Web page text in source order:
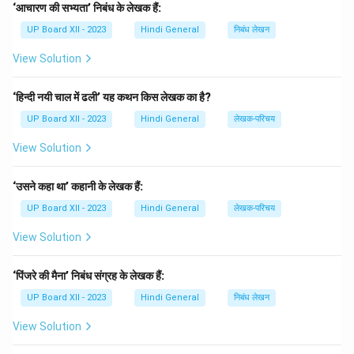
लिए जिम्मेदार हैं और हमें एकजुट होकर इन समस्याओं का सामना करना
होगा। लेखक ने इसमें यह भी दर्शाया है कि बुराई को खत्म करने के लिए
एक मजबूत और सामूहिक प्रयास की आवश्यकता होती है। 'पंचलास्ट'
कहानी हमें यह सिखाती है कि समाज को सुधारने के लिए केवल
आवश्यक है।
‘आचारण की सभ्यता’ निबंध के लेखक हैं:
UP Board XII - 2023 Hindi General निबंध लेखन
View Solution
‘हिन्दी नयी चाल में ढली’ यह कथन किस लेखक का है?
UP Board XII - 2023 Hindi General लेखक-परिचय
View Solution
‘उसने कहा था’ कहानी के लेखक हैं:
UP Board XII - 2023 Hindi General लेखक-परिचय
View Solution
‘पिंजरे की मैना’ निबंध संग्रह के लेखक हैं:
UP Board XII - 2023 Hindi General निबंध लेखन
View Solution